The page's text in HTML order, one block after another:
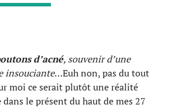
d’acné, souvenir d’une
insouciante…Euh non, pas du tout
moi ce serait plutôt une réalité
dans le présent du haut de mes 27